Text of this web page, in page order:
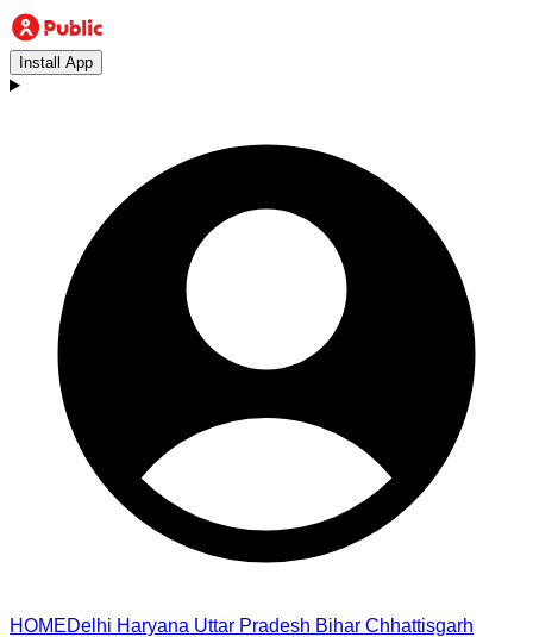
Install App
HOMEDelhi Haryana Uttar Pradesh Bihar Chhattisgarh